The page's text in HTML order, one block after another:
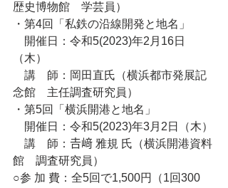
歴史博物館　学芸員）
・第4回「私鉄の沿線開発と地名」
開催日：令和5(2023)年2月16日
（木）
講　師：岡田直氏（横浜都市発展記
念館　主任調査研究員）
・第5回「横浜開港と地名」
開催日：令和5(2023)年3月2日（木）
講　師：𠮷﨑 雅規 氏（横浜開港資料
館　調査研究員）
○参 加 費：全5回で1,500円（1回300